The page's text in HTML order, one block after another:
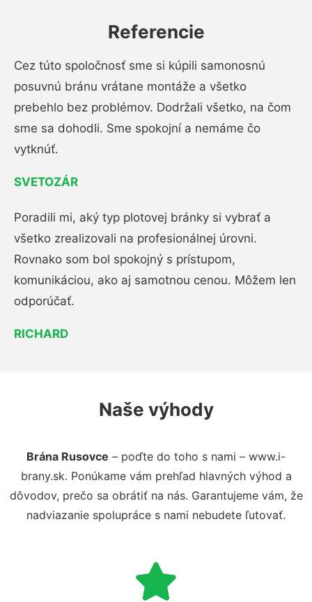
Referencie
Cez túto spoločnosť sme si kúpili samonosnú
posuvnú bránu vrátane montáže a všetko
prebehlo bez problémov. Dodržali všetko, na čom
sme sa dohodli. Sme spokojní a nemáme čo
vytknúť.
SVETOZÁR
Poradili mi, aký typ plotovej bránky si vybrať a
všetko zrealizovali na profesionálnej úrovni.
Rovnako som bol spokojný s prístupom,
komunikáciou, ako aj samotnou cenou. Môžem len
odporúčať.
RICHARD
Naše výhody
Brána Rusovce – poďte do toho s nami – www.i-
brany.sk. Ponúkame vám prehľad hlavných výhod a
dôvodov, prečo sa obrátiť na nás. Garantujeme vám, že
nadviazanie spolupráce s nami nebudete ľutovať.